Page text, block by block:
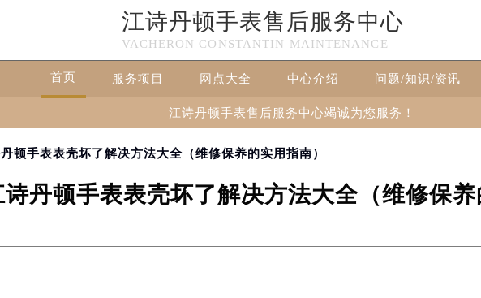
江诗丹顿手表售后服务中心
VACHERON CONSTANTIN MAINTENANCE
首页 服务项目 网点大全 中心介绍 问题/知识/资讯
江诗丹顿手表售后服务中心竭诚为您服务！
顿手表表壳坏了解决方法大全（维修保养的实用指南）
诗丹顿手表表壳坏了解决方法大全（维修保养